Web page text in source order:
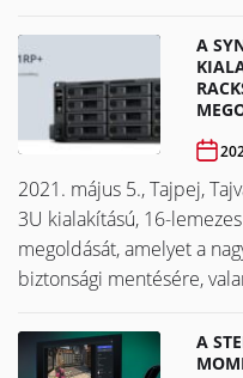
A
2021. május 5., Tajpej,
3U kialakítású, 16-
megoldását, amelyet a
biztonsági mentésére,
A